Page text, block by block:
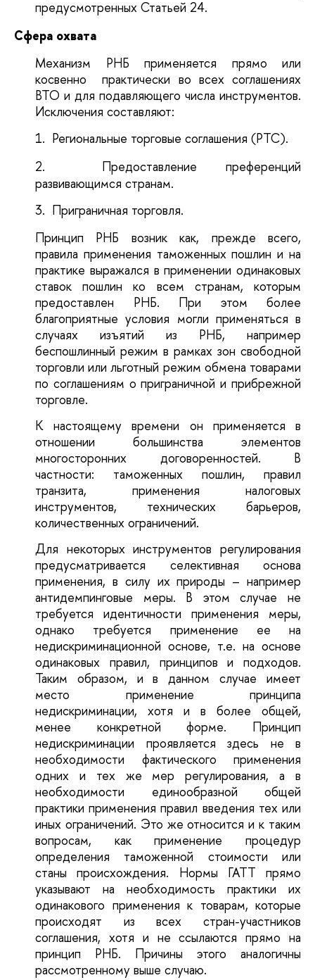
предусмотренных Статьей 24.
Сфера охвата
Механизм РНБ применяется прямо или
косвенно практически во всех соглашениях
ВТО и для подавляющего числа инструментов.
Исключения составляют:
1. Региональные торговые соглашения (РТС).
2.
Предоставление преференций
развивающимся странам.
3. Приграничная торговля.
Принцип РНБ возник как, прежде всего,
правила применения таможенных пошлин и на
практике выражался в применении одинаковых
ставок пошлин ко всем странам, которым
предоставлен РНБ. При этом более
благоприятные условия могли применяться в
случаях изъятий из РНБ, например
беспошлинный режим в рамках зон свободной
торговли или льготный режим обмена товарами
по соглашениям о приграничной и прибрежной
торговле.
К настоящему времени он применяется в
отношении большинства элементов
многосторонних договоренностей. В
частности: таможенных пошлин, правил
транзита, применения налоговых
инструментов, технических барьеров,
количественных ограничений.
Для некоторых инструментов регулирования
предусматривается селективная основа
применения, в силу их природы – например
антидемпинговые меры. В этом случае не
требуется идентичности применения меры,
однако требуется применение ее на
недискриминационной основе, т.е. на основе
одинаковых правил, принципов и подходов.
Таким образом, и в данном случае имеет
место применение принципа
недискриминации, хотя и в более общей,
менее конкретной форме. Принцип
недискриминации проявляется здесь не в
необходимости фактического применения
одних и тех же мер регулирования, а в
необходимости единообразной общей
практики применения правил введения тех или
иных ограничений. Это же относится и к таким
вопросам, как применение процедур
определения таможенной стоимости или
станы происхождения. Нормы ГАТТ прямо
указывают на необходимость практики их
одинакового применения к товарам, которые
происходят из всех стран-участников
соглашения, хотя и не ссылаются прямо на
принцип РНБ. Причины этого аналогичны
рассмотренному выше случаю.